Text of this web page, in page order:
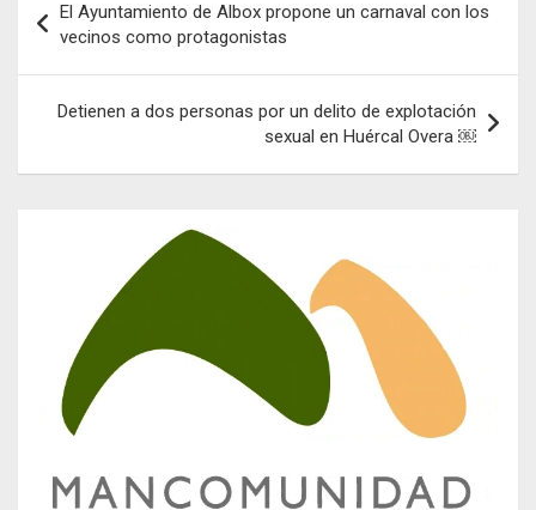
de
entradas
El Ayuntamiento de Albox propone un carnaval con los
vecinos como protagonistas
Detienen a dos personas por un delito de explotación
sexual en Huércal Overa ￼